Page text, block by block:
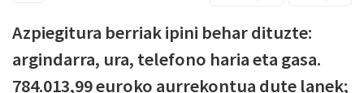
Azpiegitura berriak ipini behar dituzte:
argindarra, ura, telefono haria eta gasa.
784.013,99 euroko aurrekontua dute lanek;